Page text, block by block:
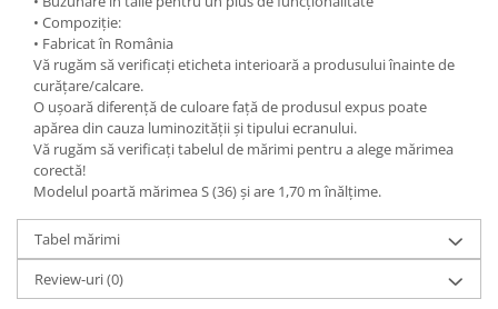
• Compoziție:
• Fabricat în România
Vă rugăm să verificați eticheta interioară a produsului înainte de
curățare/calcare.
O ușoară diferență de culoare față de produsul expus poate
apărea din cauza luminozității și tipului ecranului.
Vă rugăm să verificați tabelul de mărimi pentru a alege mărimea
corectă!
Modelul poartă mărimea S (36) și are 1,70 m înălțime.
Tabel mărimi
Review-uri(0)